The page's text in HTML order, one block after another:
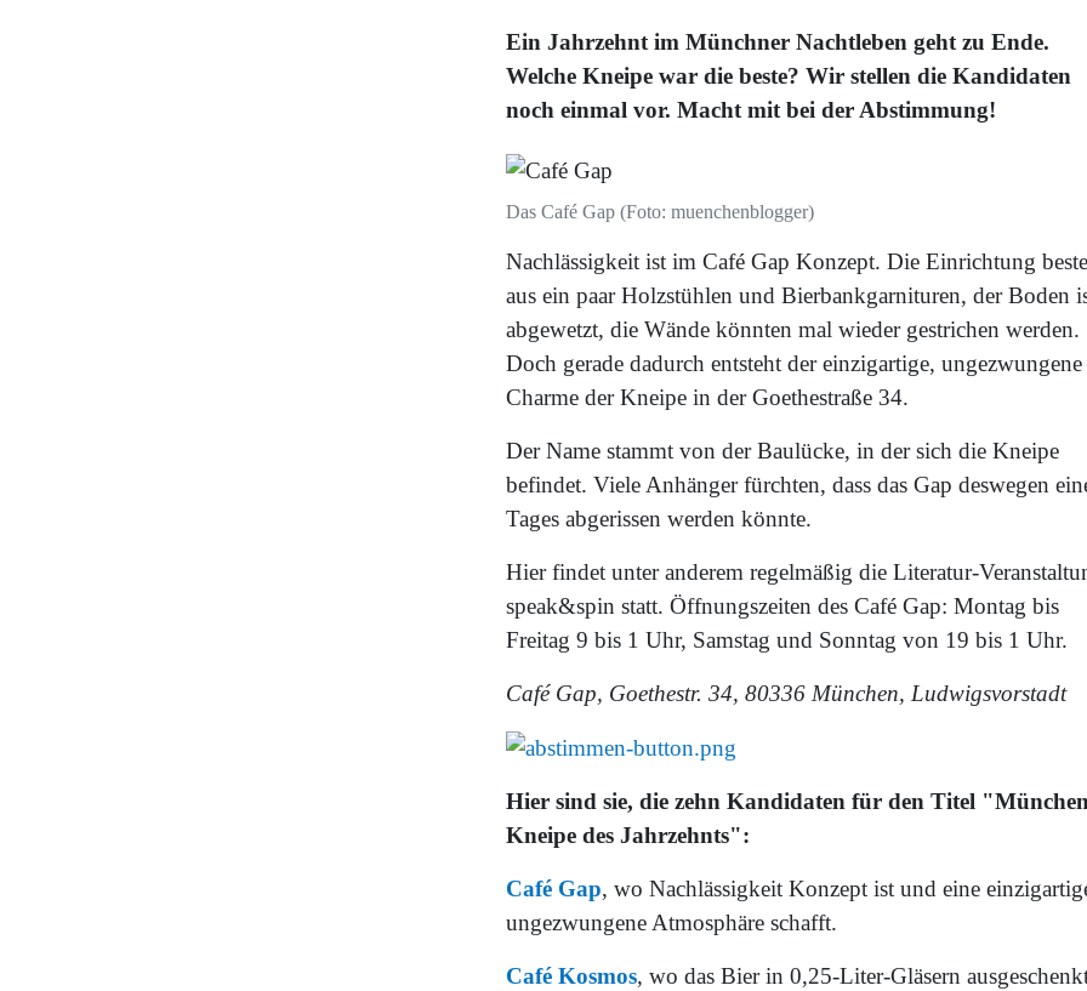
Ein Jahrzehnt im Münchner Nachtleben geht zu Ende.
Welche Kneipe war die beste? Wir stellen die Kandidaten
noch einmal vor. Macht mit bei der Abstimmung!
Das Café Gap (Foto: muenchenblogger)
Nachlässigkeit ist im Café Gap Konzept. Die Einrichtung
aus ein paar Holzstühlen und Bierbankgarnituren, der Boden
abgewetzt, die Wände könnten mal wieder gestrichen werden.
Doch gerade dadurch entsteht der einzigartige, ungezwungene
Charme der Kneipe in der Goethestraße 34.
Der Name stammt von der Baulücke, in der sich die Kneipe
befindet. Viele Anhänger fürchten, dass das Gap deswegen
Tages abgerissen werden könnte.
Hier findet unter anderem regelmäßig die Literatur-
speak&spin statt. Öffnungszeiten des Café Gap: Montag bis
Freitag 9 bis 1 Uhr, Samstag und Sonntag von 19 bis 1 Uhr.
Café Gap, Goethestr. 34, 80336 München, Ludwigsvorstadt
Hier sind sie, die zehn Kandidaten für den Titel
Kneipe des Jahrzehnts":
Café Gap, wo Nachlässigkeit Konzept ist und eine
ungezwungene Atmosphäre schafft.
Café Kosmos, wo das Bier in 0,25-Liter-Gläsern